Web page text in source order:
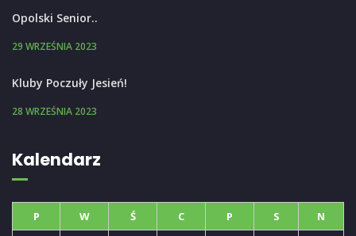
Opolski Senior..
29 WRZEŚNIA 2023
Kluby Poczuły Jesień!
28 WRZEŚNIA 2023
Kalendarz
P W Ś C P S N